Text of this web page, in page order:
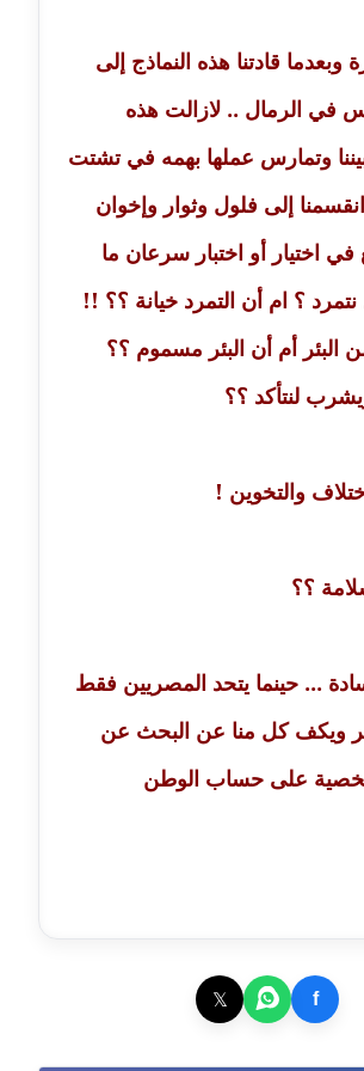
وبعدما قادتنا هذه النماذج إلى
في الرمال .. لازالت هذه
بيننا وتمارس عملها بهمه في تشتت
إلى فلول وثوار وإخوان
اختيار أو اختبار سرعان ما
؟ ام أن التمرد خيانة ؟؟ !!
أم أن البئر مسموم ؟؟
لنتأكد ؟؟
والتخوين !
؟؟
سادة ... حينما يتحد المصريين فقط
ويكف كل منا عن البحث عن
على حساب الوطن
f
𝕏